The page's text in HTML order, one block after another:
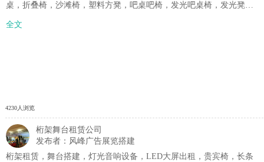
桌，折叠椅，沙滩椅，塑料方凳，吧桌吧椅，发光吧桌椅，发光凳，
台，方管桁架，舞台，车展地台，帐篷，道旗，空调，锥桶，丽屏等
全文
4230人浏览
桁架舞台租赁公司
发布者：风峰广告展览搭建
桁架租赁，舞台搭建，灯光音响设备，LED大屏出租，贵宾椅，长条